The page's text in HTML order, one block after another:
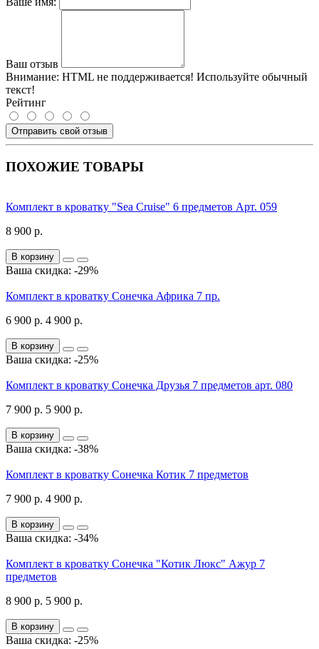
Ваш отзыв
Внимание: HTML не поддерживается! Используйте обычный
текст!
Рейтинг
Отправить свой отзыв
ПОХОЖИЕ ТОВАРЫ
Комплект в кроватку "Sea Cruise" 6 предметов Арт. 059
8 900 р.
В корзину
Ваша скидка: -29%
Комплект в кроватку Сонечка Африка 7 пр.
6 900 р. 4 900 р.
В корзину
Ваша скидка: -25%
Комплект в кроватку Сонечка Друзья 7 предметов арт. 080
7 900 р. 5 900 р.
В корзину
Ваша скидка: -38%
Комплект в кроватку Сонечка Котик 7 предметов
7 900 р. 4 900 р.
В корзину
Ваша скидка: -34%
Комплект в кроватку Сонечка "Котик Люкс" Ажур 7
предметов
8 900 р. 5 900 р.
В корзину
Ваша скидка: -25%